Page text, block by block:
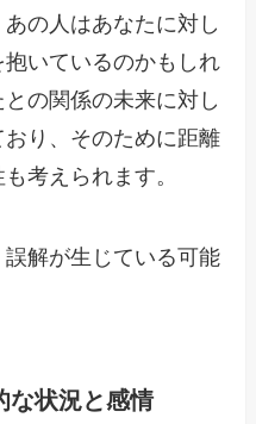
の人はあなたに対し
いているのかもしれ
の関係の未来に対し
り、そのために距離
考えられます。
解が生じている可能
な状況と感情